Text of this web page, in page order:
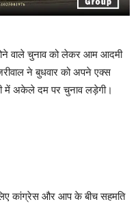
वाले चुनाव को लेकर आम आदमी
ने बुधवार को अपने एक्स
में अकेले दम पर चुनाव लड़ेगी।
कांग्रेस और आप के बीच सहमति